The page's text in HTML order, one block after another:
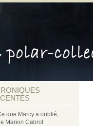
que Marcy a oublié,
Marion Cabrol